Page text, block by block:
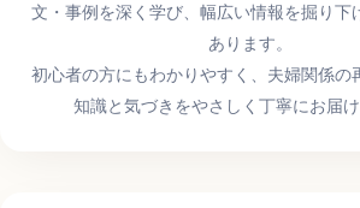
文・事例を深く学び、幅広い情報を掘り下
あります。
初心者の方にもわかりやすく、夫婦関係の
知識と気づきをやさしく丁寧にお届け